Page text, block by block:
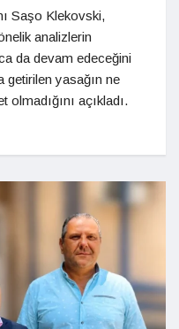
Saşo Klekovski,
analizlerin
da devam edeceğini
getirilen yasağın ne
olmadığını açıkladı.